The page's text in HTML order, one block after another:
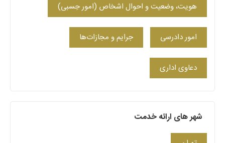
هویت، وضعیت و احوال اشخاص (امور حِسبی)
امور دادرسی جرایم و مجازات‌ها
دعاوی اداری
شهر های ارائه خدمت